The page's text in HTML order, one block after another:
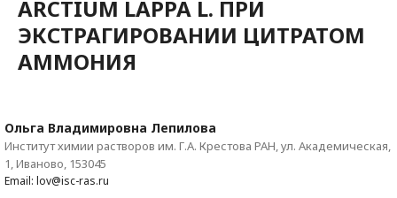
ARCTIUM LAPPA L. ПРИ
ЭКСТРАГИРОВАНИИ ЦИТРАТОМ
АММОНИЯ
Ольга Владимировна Лепилова
Институт химии растворов им. Г.А. Крестова РАН, ул. Академическая,
1, Иваново, 153045
Email: lov@isc-ras.ru